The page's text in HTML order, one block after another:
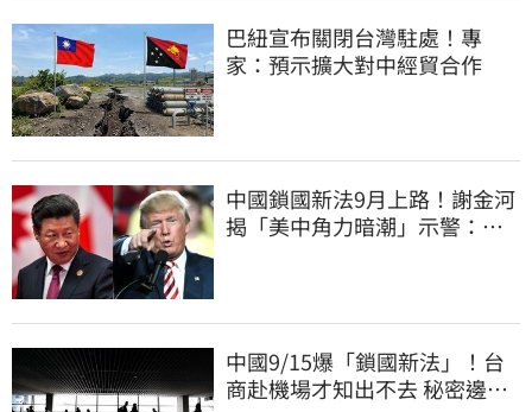
巴紐宣布關閉台灣駐處！專
家：預示擴大對中經貿合作
中國鎖國新法9月上路！謝金河
揭「美中角力暗潮」示警：台
中國9/15爆「鎖國新法」！台
商赴機場才知出不去 秘密邊控